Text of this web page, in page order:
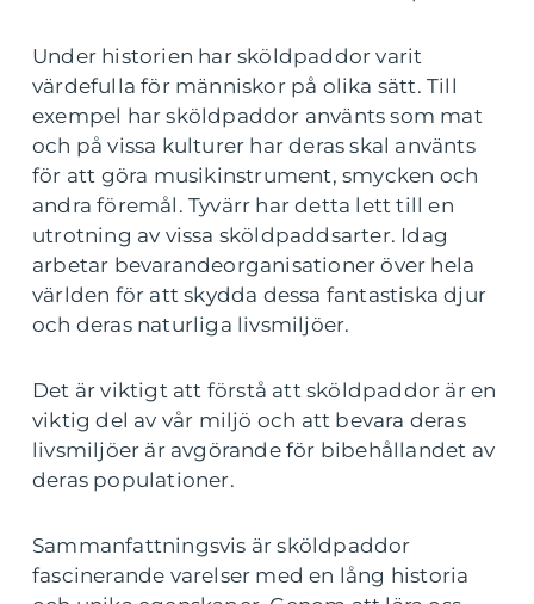
Under historien har sköldpaddor varit
värdefulla för människor på olika sätt. Till
exempel har sköldpaddor använts som mat
och på vissa kulturer har deras skal använts
för att göra musikinstrument, smycken och
andra föremål. Tyvärr har detta lett till en
utrotning av vissa sköldpaddsarter. Idag
arbetar bevarandeorganisationer över hela
världen för att skydda dessa fantastiska djur
och deras naturliga livsmiljöer.
Det är viktigt att förstå att sköldpaddor är en
viktig del av vår miljö och att bevara deras
livsmiljöer är avgörande för bibehållandet av
deras populationer.
Sammanfattningsvis är sköldpaddor
fascinerande varelser med en lång historia